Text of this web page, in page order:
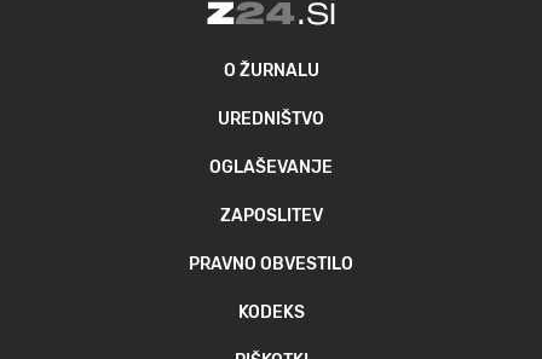
O ŽURNALU
UREDNIŠTVO
OGLAŠEVANJE
ZAPOSLITEV
PRAVNO OBVESTILO
KODEKS